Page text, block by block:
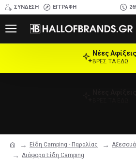
ΣΎΝΔΕΣΗ ΕΓΓΡΑΦΉ
Είδη Camping - Παραλίας
Διάφορα Είδη Camping
Νέες Αφίξεις
ΒΡΕΣ ΤΑ ΕΔΩ